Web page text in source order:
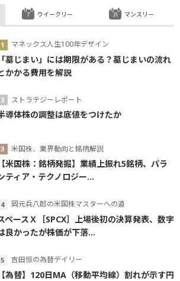
マネックス人生100年デザイン
「墓じまい」には期限がある？墓じまいの流れ
かかる費用を解説
ストラテジーレポート
導体株の調整は底値をつけたか
米国株、業界動向と銘柄解説
【米国株：銘柄発掘】業績上振れ5銘柄、パラ
ティア・テクノロジー...
岡元兵八郎の米国株マスターへの道
ペースＸ［SPCX］上場後初の決算発表、数字
良かったが株価が下落...
吉田恒の為替デイリー
【為替】120日MA（移動平均線）割れが示す円
ウイークリー マンスリー